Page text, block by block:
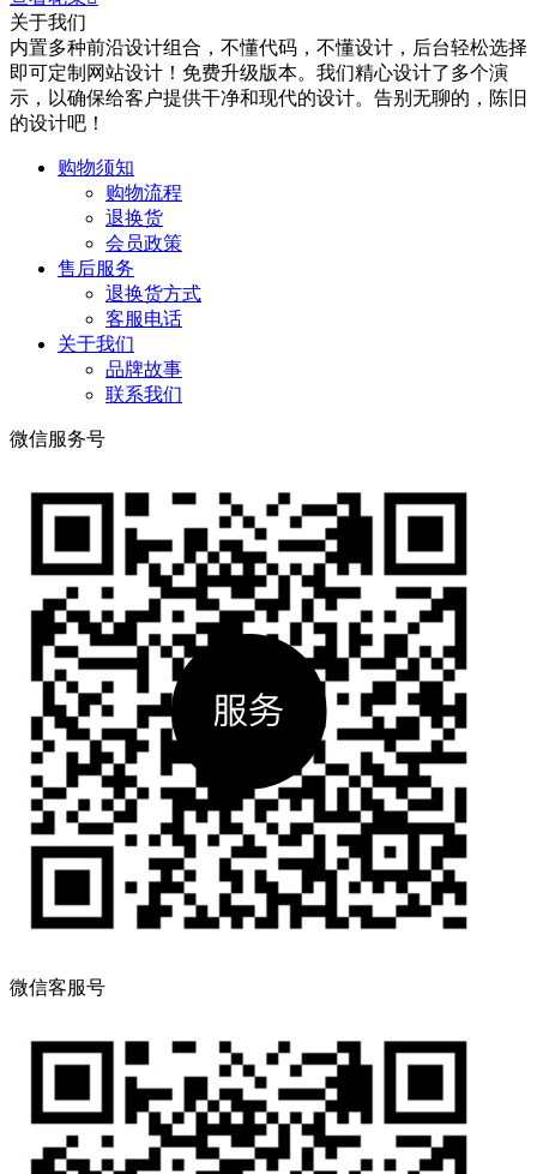
关于我们
内置多种前沿设计组合，不懂代码，不懂设计，后台轻松选择
即可定制网站设计！免费升级版本。我们精心设计了多个演
示，以确保给客户提供干净和现代的设计。告别无聊的，陈旧
的设计吧！
购物须知
购物流程
退换货
会员政策
售后服务
退换货方式
客服电话
关于我们
品牌故事
联系我们
微信服务号
微信客服号